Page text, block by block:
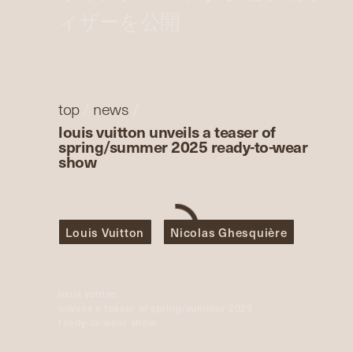
top/ news
louis vuitton unveils a teaser of
spring/summer 2025 ready-to-wear
show
Louis Vuitton Nicolas Ghesquière